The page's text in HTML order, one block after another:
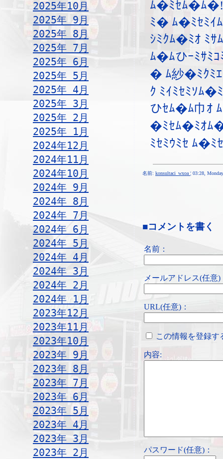
2025年10月
2025年 9月
2025年 8月
2025年 7月
2025年 6月
2025年 5月
2025年 4月
2025年 3月
2025年 2月
2025年 1月
2024年12月
2024年11月
2024年10月
2024年 9月
2024年 8月
2024年 7月
2024年 6月
2024年 5月
2024年 4月
2024年 3月
2024年 2月
2024年 1月
2023年12月
2023年11月
2023年10月
2023年 9月
2023年 8月
2023年 7月
2023年 6月
2023年 5月
2023年 4月
2023年 3月
2023年 2月
ﾑ�ﾐｾﾑ�ﾑ�!
ﾐ� ﾑ�ﾐｾﾐｲﾑ
ｼﾐｸﾑ�ﾐｵ ﾐｻ
ﾑ�ﾑひｰﾐｻﾐ
� ﾑ紗�ﾐｸﾐ
ｸ ﾐｲﾐｾﾐｿﾑ�
ひｾﾑ�ﾑ巾ｵ
�ﾐｾﾑ�ﾐｵﾑ�
ﾐｾﾐｳﾐｾ ﾑ�ﾐ
名前: konsultaci_wxoa¦ 03:28,
■コメントを書く
名前：
メールアドレス(任意)
URL(任意)：
この情報を登録す
内容:
パスワード(任意)：